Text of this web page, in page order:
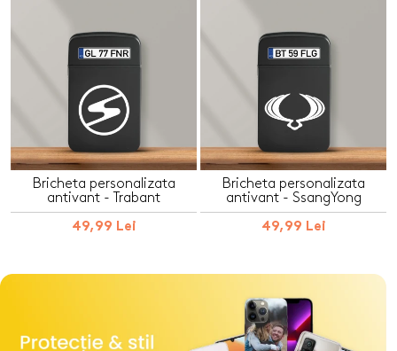
Bricheta personalizata
antivant - Trabant
49,99 Lei
Bricheta personalizata
antivant - SsangYong
49,99 Lei